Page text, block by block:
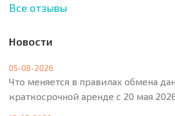
Все отзывы
Новости
05-08-2026
Что меняется в правилах обмена
краткосрочной аренде с 20 мая